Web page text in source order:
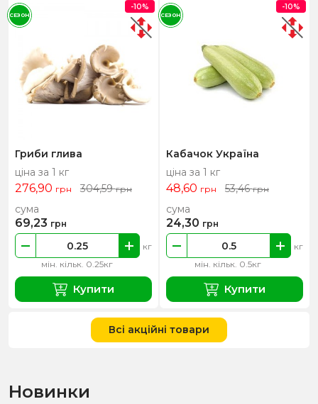
Гриби глива
ціна за 1 кг
276,90 грн 304,59грн
мін. кільк. 0.25кг
кг
сума
69,23 грн
Купити
-10%
СЕЗОН
Кабачок Україна
ціна за 1 кг
48,60 грн 53,46грн
мін. кільк. 0.5кг
кг
сума
24,30 грн
Купити
-10%
СЕЗОН
Всі акційні товари
Новинки